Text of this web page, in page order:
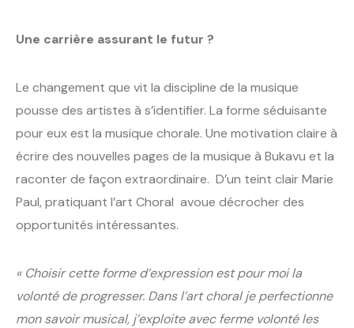
Une carrière assurant le futur ?
Le changement que vit la discipline de la musique
pousse des artistes à s’identifier. La forme séduisante
pour eux est la musique chorale. Une motivation claire à
écrire des nouvelles pages de la musique à Bukavu et la
raconter de façon extraordinaire. D’un teint clair Marie
Paul, pratiquant l’art Choral avoue décrocher des
opportunités intéressantes.
« Choisir cette forme d’expression est pour moi la
volonté de progresser. Dans l’art choral je perfectionne
mon savoir musical, j’exploite avec ferme volonté les